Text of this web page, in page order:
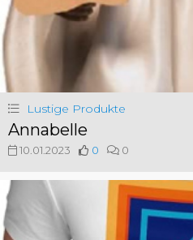
Lustige Produkte
Annabelle
10.01.2023 0 0